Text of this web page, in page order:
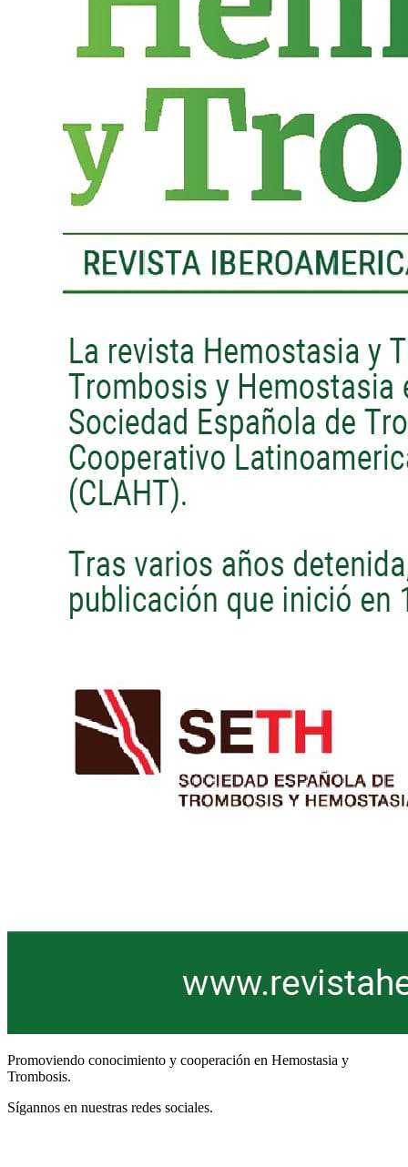
Promoviendo conocimiento y cooperación en Hemostasia y
Trombosis.
Sígannos en nuestras redes sociales.